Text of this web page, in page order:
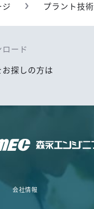
プラント技
ード
探しの方は
会社情報